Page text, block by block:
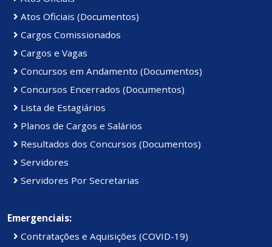
Atos Oficiais (Documentos)
Cargos Comissionados
Cargos e Vagas
Concursos em Andamento (Documentos)
Concursos Encerrados (Documentos)
Lista de Estagiários
Planos de Cargos e Salários
Resultados dos Concursos (Documentos)
Servidores
Servidores Por Secretarias
Emergenciais:
Contratações e Aquisições (COVID-19)